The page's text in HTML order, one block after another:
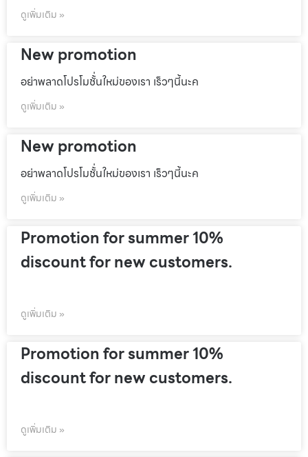
ดูเพิ่มเติม »
New promotion
อย่าพลาดโปรโมชั้่นใหม่ของเรา เร็วๆนี้นะค
ดูเพิ่มเติม »
New promotion
อย่าพลาดโปรโมชั้่นใหม่ของเรา เร็วๆนี้นะค
ดูเพิ่มเติม »
Promotion for summer 10%
discount for new customers.
ดูเพิ่มเติม »
Promotion for summer 10%
discount for new customers.
ดูเพิ่มเติม »